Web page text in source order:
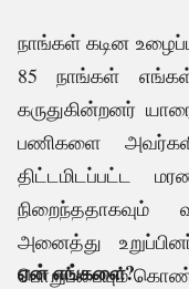
நாங்கள் கடின
85 நாங்கள்
கருதுகின்றனர்
பணிகளை
திட்டமிடப்பட்ட
அனைத்து
பொறுப்பையும்
.
ஏன் எங்களை?